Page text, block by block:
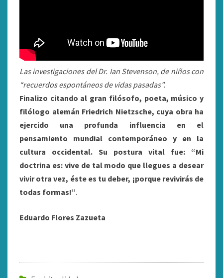
Las investigaciones del Dr. Ian Stevenson, de niños con
“recuerdos espontáneos de vidas pasadas”.
Finalizo citando al gran filósofo, poeta, músico y
filólogo alemán Friedrich Nietzsche, cuya obra ha
ejercido una profunda influencia en el
pensamiento mundial contemporáneo y en la
cultura occidental. Su postura vital fue: “Mi
doctrina es: vive de tal modo que llegues a desear
vivir otra vez, éste es tu deber, ¡porque revivirás de
todas formas!”.
Eduardo Flores Zazueta